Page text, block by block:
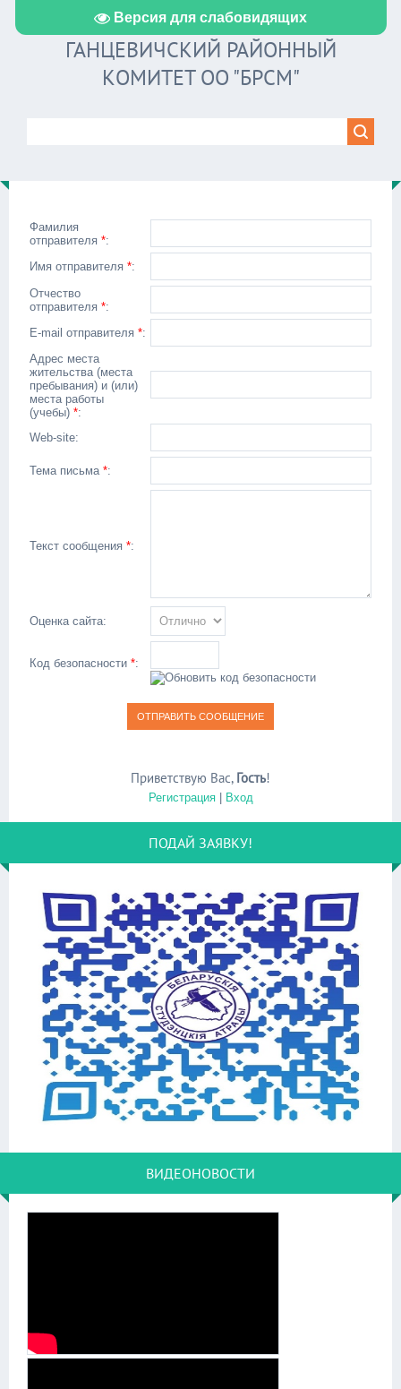
Версия для слабовидящих
ГАНЦЕВИЧСКИЙ РАЙОННЫЙ
КОМИТЕТ ОО "БРСМ"
Фамилия
отправителя *:
Имя отправителя *:
Отчество
отправителя *:
E-mail отправителя *:
Адрес места
жительства (места
пребывания) и (или)
места работы
(учебы) *:
Web-site:
Тема письма *:
Текст сообщения *:
Оценка сайта:
Код безопасности *:
Приветствую Вас, Гость!
Регистрация| Вход
ПОДАЙ ЗАЯВКУ!
ВИДЕОНОВОСТИ